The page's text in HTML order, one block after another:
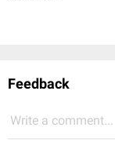
Feedback
Write a comment...